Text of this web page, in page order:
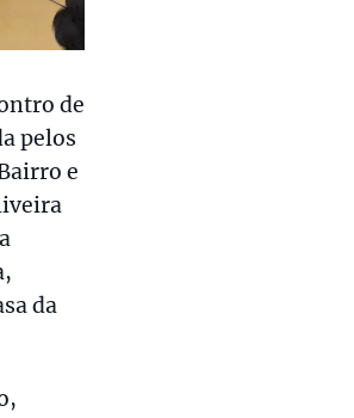
de
pelos
e
da